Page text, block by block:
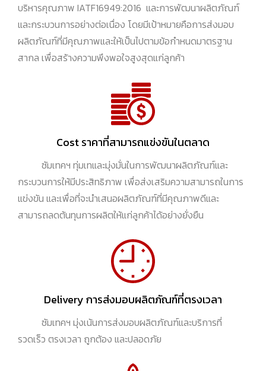
บริหารคุณภาพ IATF16949:2016 และการพัฒนาผลิตภัณฑ์
และกระบวนการอย่างต่อเนื่อง โดยมีเป้าหมายคือการส่งมอบ
ผลิตภัณฑ์ที่มีคุณภาพและให้เป็นไปตามข้อกำหนดมาตรฐาน
สากล เพื่อสร้างความพึงพอใจสูงสุดแก่ลูกค้า
Cost ราคาที่สามารถแข่งขันในตลาด
ซัมเทคฯ ทุ่มเทและมุ่งมั่นในการพัฒนาผลิตภัณฑ์และ
กระบวนการให้มีประสิทธิภาพ เพื่อส่งเสริมความสามารถในการ
แข่งขัน และเพื่อที่จะนำเสนอผลิตภัณฑ์ที่มีคุณภาพดีและ
สามารถลดต้นทุนการผลิตให้แก่ลูกค้าได้อย่างยั่งยืน
Delivery การส่งมอบผลิตภัณฑ์ที่ตรงเวลา
ซัมเทคฯ มุ่งเน้นการส่งมอบผลิตภัณฑ์และบริการที่
รวดเร็ว ตรงเวลา ถูกต้อง และปลอดภัย